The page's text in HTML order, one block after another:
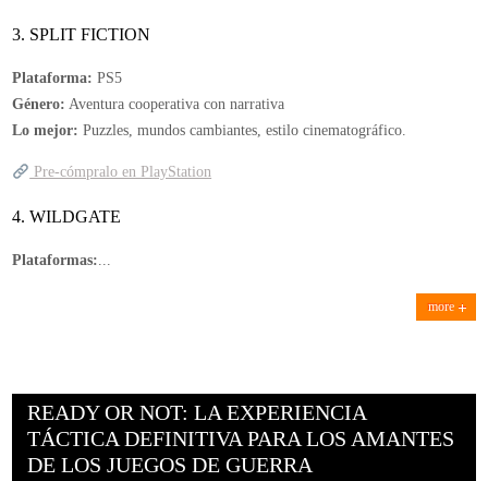
3. SPLIT FICTION
Plataforma: PS5
Género: Aventura cooperativa con narrativa
Lo mejor: Puzzles, mundos cambiantes, estilo cinematográfico.
Pre-cómpralo en PlayStation
4. WILDGATE
Plataformas:...
more
READY OR NOT: LA EXPERIENCIA
TÁCTICA DEFINITIVA PARA LOS AMANTES
DE LOS JUEGOS DE GUERRA